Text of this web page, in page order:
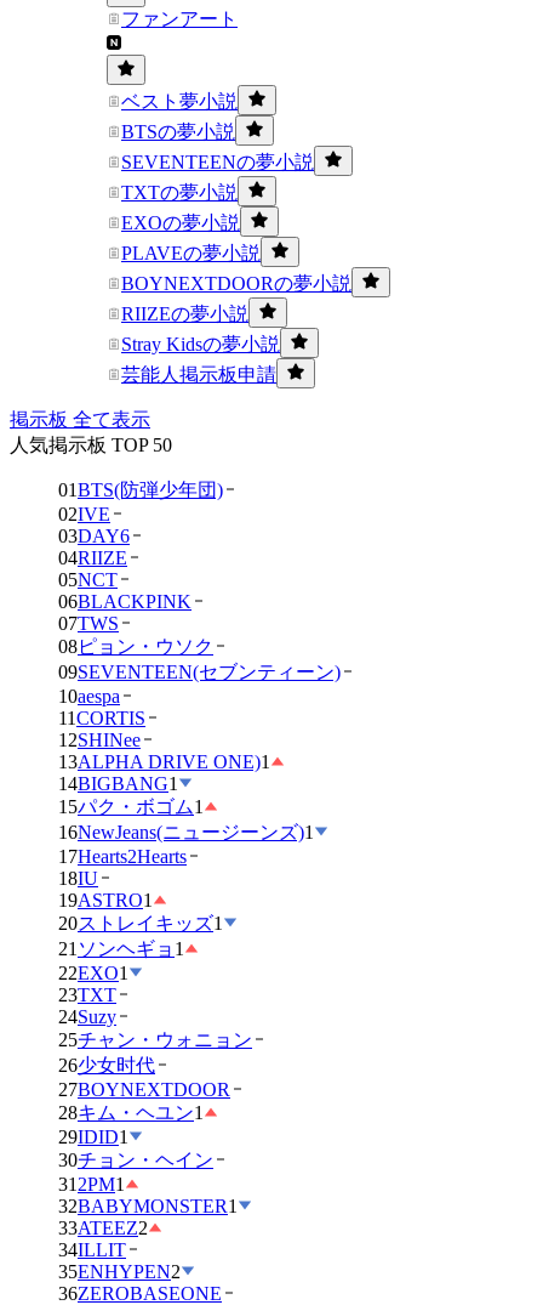
ファンアート
ベスト夢小説
BTSの夢小説
SEVENTEENの夢小説
TXTの夢小説
EXOの夢小説
PLAVEの夢小説
BOYNEXTDOORの夢小説
RIIZEの夢小説
Stray Kidsの夢小説
芸能人掲示板申請
掲示板 全て表示
人気掲示板 TOP 50
01BTS(防弾少年団)
02IVE
03DAY6
04RIIZE
05NCT
06BLACKPINK
07TWS
08ピョン・ウソク
09SEVENTEEN(セブンティーン)
10aespa
11CORTIS
12SHINee
13ALPHA DRIVE ONE)1
14BIGBANG1
15パク・ボゴム1
16NewJeans(ニュージーンズ)1
17Hearts2Hearts
18IU
19ASTRO1
20ストレイキッズ1
21 ソンヘギョ 1
22EXO1
23TXT
24Suzy
25チャン・ウォニョン
26少女时代
27BOYNEXTDOOR
28キム・ヘユン1
29IDID1
30チョン・ヘイン
31 2PM1
32BABYMONSTER1
33ATEEZ2
34ILLIT
35ENHYPEN2
36ZEROBASEONE